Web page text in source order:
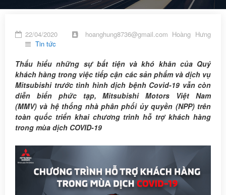
Triton
Pajero
Sport
NEW
XFORCE
MY
2026
22/04/2020
hoanghung8736@gmail.com Hoàng Hưng
Tin tức
Thấu hiểu những sự bất tiện và khó khăn của Quý
khách hàng trong việc tiếp cận các sản phẩm và dịch vụ
Mitsubishi trước tình hình dịch bệnh Covid-19 vẫn còn
diễn biến phức tạp, Mitsubishi Motors Việt Nam
(MMV) và hệ thống nhà phân phối ủy quyền (NPP) trên
toàn quốc triển khai chương trình hỗ trợ khách hàng
trong mùa dịch COVID-19